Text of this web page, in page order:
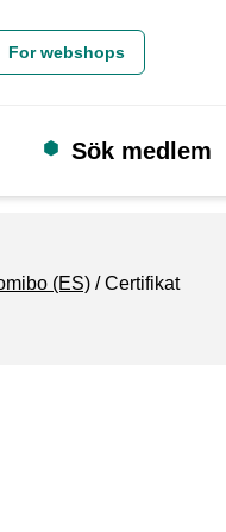
For webshops
Sök medlem
(ES) Certifikat